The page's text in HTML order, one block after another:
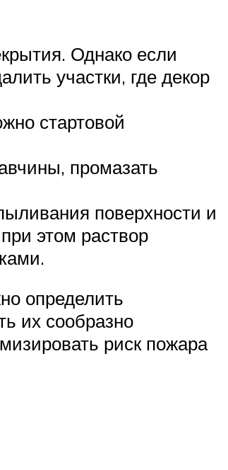
Однако если
участки, где декор
стартовой
промазать
поверхности и
этом раствор
определить
их сообразно
риск пожара